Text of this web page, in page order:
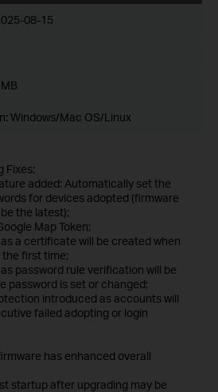
08-15
Windows/Mac OS/Linux
Fixes:
added: Automatically set the
for devices adopted (firmware
the latest);
Map Token;
a certificate will be created when
first time;
password rule verification will be
password is set or changed;
introduced as accounts will
failed adopting or login
has enhanced overall
startup after upgrading may be